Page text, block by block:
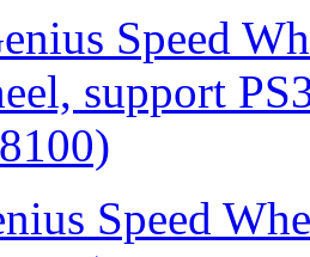
Speed